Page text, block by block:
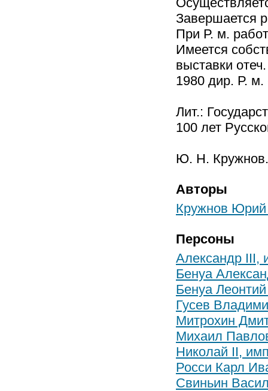
Завершается
При Р. м.
Имеется
выставки
1980 дир. Р.
Лит.:
100 лет
Ю. Н. Кружнов.
Авторы
Кружнов Юрий
Персоны
Александр III,
Бенуа
Бенуа
Гусев
Митрохин
Михаил
Николай II,
Росси Карл
Свиньин